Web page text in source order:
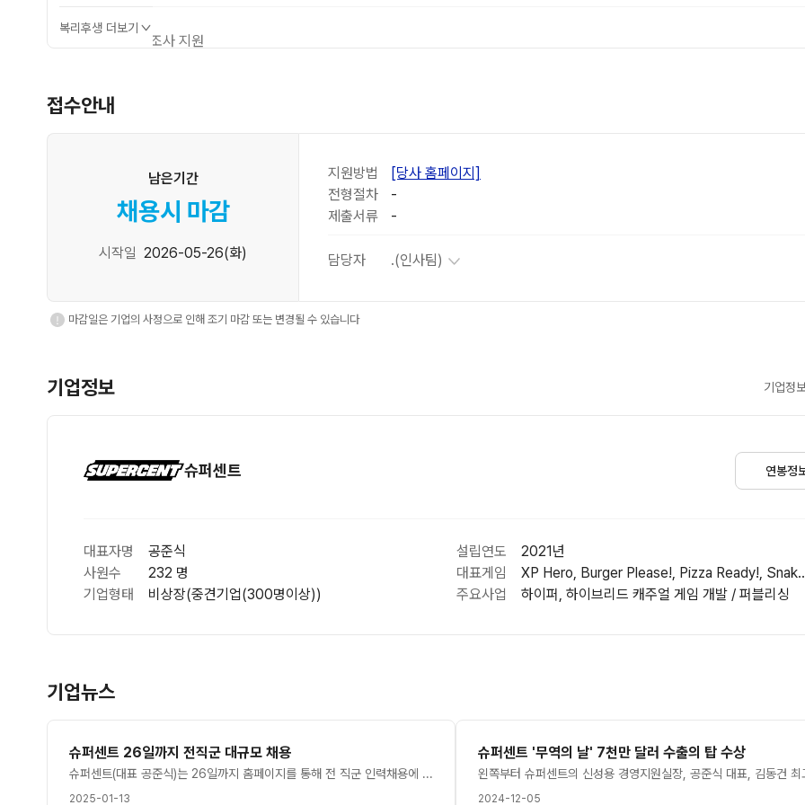
경조사 지원
복리후생 더보기
접수안내
남은기간
채용시 마감
시작일 2026-05-26(화)
지원방법
[당사 홈페이지]
전형절차
-
제출서류
-
담당자 .(인사팀)
마감일은 기업의 사정으로 인해 조기 마감 또는 변경될 수 있습니다
기업정보 기업정
슈퍼센트 연봉정
대표자명 공준식 설립연도
2021년
사원수
232 명 대표게임
XP Hero, Burger
기업형태
비상장(중견기업(300명이상)) 주요사업 하이퍼, 하이브리드 캐주얼 게임 개발 / 퍼블리싱
기업뉴스
슈퍼센트 26일까지 전직군 대규모 채용
슈퍼센트(대표 공준식)는 26일까지 홈페이지를 통해 전 직군 인력채용에 나선다고 13일 밝혔다.모집 분야는 게임 프로그래밍, 기획, 아트를 포함한 게임 개발 전 영역이다. ▲모바일 게임 사업 PM ▲글로벌 BD 매니저 ▲글로벌 퍼포먼스 마케터 ▲크리에이티브 매니저 ▲해외사업 개발 ▲법무 담당자 등 다양한 직군 27개의 포지션에 대해 경력직, 신입사원, 인턴직을 모집한다.일부 직군은 과제 전형이 포함될 예정이다. 또 입사자 전원에게 100만 원의 입사 축하금을 지급하는 등 파격 혜택을 지원한다는 방침이다.이 회사는 '버거 플리즈' '피자 레디' '아울렛 러시' 등 하이퍼 캐주얼 게임들이 인기를 얻으며 누적 다운로드 8억회 및 매출 2000억원을 달성했다. 최근 '7000만 달러 수출의 탑'과 '대한민국 콘텐츠 대상' 등을 수상하며 경쟁력을 입증했으며,이번 채용을 통해 글로벌 게임 시장에서 약진하는 회사의 핵심 인재를 확보할 계획이라고 밝혔다.[더게임스데일리 이주환 기자 ejohn@tgdaily.co.kr]
2025-01-13
슈퍼센트 '무역의 날' 7천만 달러 수출의 탑 수상
2024-12-05